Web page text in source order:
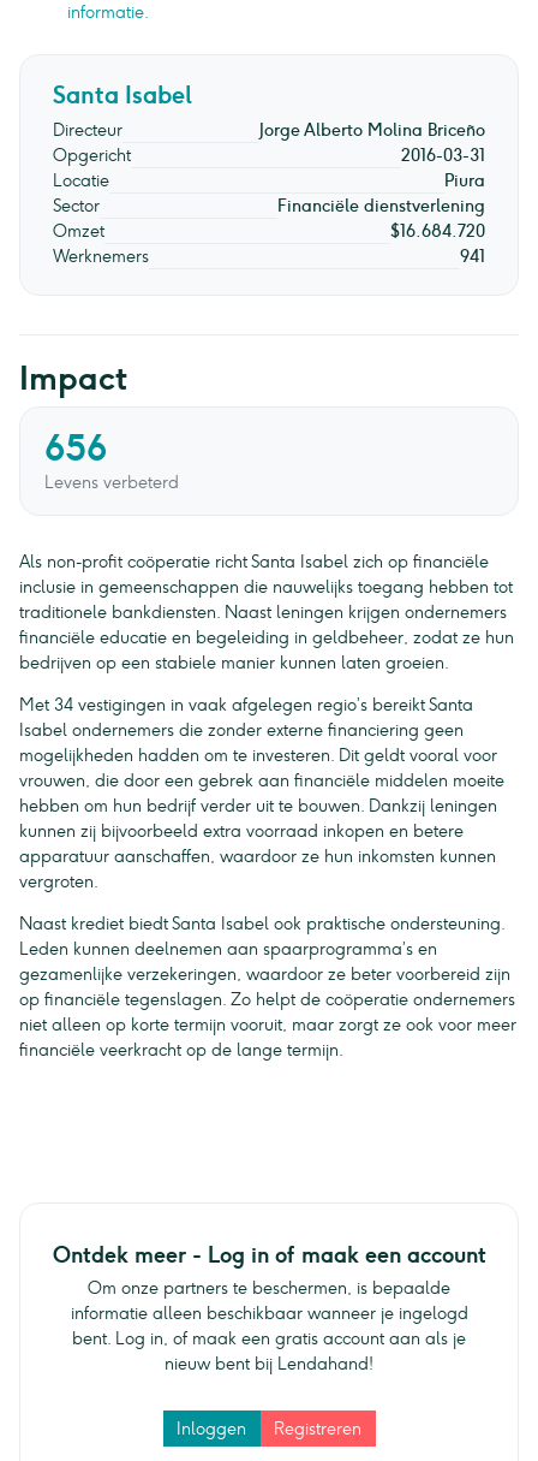
informatie.
Santa Isabel
Directeur
Jorge Alberto Molina Briceño
Opgericht
2016-03-31
Locatie
Piura
Sector
Financiële dienstverlening
Omzet
$16.684.720
Werknemers
941
Impact
656
Levens verbeterd
Als non-profit coöperatie richt Santa Isabel zich op financiële
inclusie in gemeenschappen die nauwelijks toegang hebben tot
traditionele bankdiensten. Naast leningen krijgen ondernemers
financiële educatie en begeleiding in geldbeheer, zodat ze hun
bedrijven op een stabiele manier kunnen laten groeien.
Met 34 vestigingen in vaak afgelegen regio’s bereikt Santa
Isabel ondernemers die zonder externe financiering geen
mogelijkheden hadden om te investeren. Dit geldt vooral voor
vrouwen, die door een gebrek aan financiële middelen moeite
hebben om hun bedrijf verder uit te bouwen. Dankzij leningen
kunnen zij bijvoorbeeld extra voorraad inkopen en betere
apparatuur aanschaffen, waardoor ze hun inkomsten kunnen
vergroten.
Naast krediet biedt Santa Isabel ook praktische ondersteuning.
Leden kunnen deelnemen aan spaarprogramma’s en
gezamenlijke verzekeringen, waardoor ze beter voorbereid zijn
op financiële tegenslagen. Zo helpt de coöperatie ondernemers
niet alleen op korte termijn vooruit, maar zorgt ze ook voor meer
financiële veerkracht op de lange termijn.
Ontdek meer - Log in of maak een account
Om onze partners te beschermen, is bepaalde
informatie alleen beschikbaar wanneer je ingelogd
bent. Log in, of maak een gratis account aan als je
nieuw bent bij Lendahand!
Inloggen Registreren